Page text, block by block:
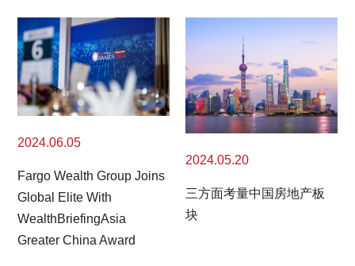
2024.06.05
Fargo Wealth Group Joins
Global Elite With
WealthBriefingAsia
Greater China Award
2024.05.20
三方面考量中国房地产板
块